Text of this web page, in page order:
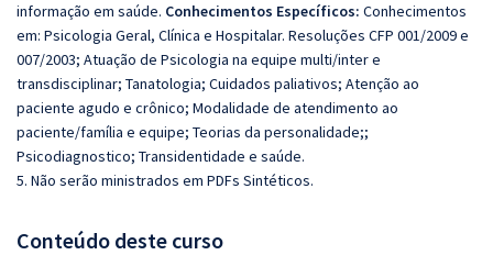
informação em saúde. Conhecimentos Específicos: Conhecimentos
em: Psicologia Geral, Clínica e Hospitalar. Resoluções CFP 001/2009 e
007/2003; Atuação de Psicologia na equipe multi/inter e
transdisciplinar; Tanatologia; Cuidados paliativos; Atenção ao
paciente agudo e crônico; Modalidade de atendimento ao
paciente/família e equipe; Teorias da personalidade;;
Psicodiagnostico; Transidentidade e saúde.
5. Não serão ministrados em PDFs Sintéticos.
Conteúdo deste curso